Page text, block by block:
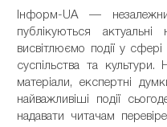
Інформ-UA —
публікуються
висвітлюємо події у сфері
суспільства та культури.
матеріали, експертні
найважливіші події
надавати читачам